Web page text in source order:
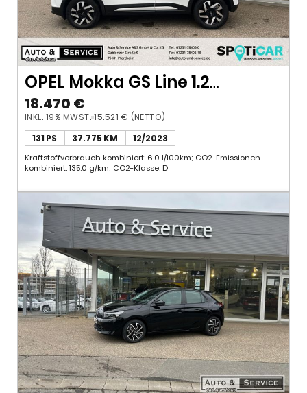
OPEL Mokka GS Line 1.2
AT*LED*CAM**LED*PDC*
18.470 €
INKL. 19% MWST. 15.521 € (NETTO)
131 PS
37.775 KM 12/2023
Kraftstoffverbrauch kombiniert: 6.0 l/100km; CO2-Emissionen
kombiniert: 135.0 g/km; CO2-Klasse: D